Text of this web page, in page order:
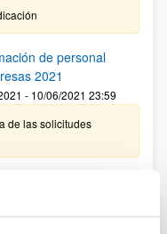
de personal
2021
- 10/06/2021 23:59
de las solicitudes
2021